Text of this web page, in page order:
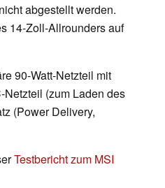
abgestellt werden.
14-Zoll-Allrounders auf
90-Watt-Netzteil mit
(zum Laden des
(Power Delivery,
Testbericht zum MSI